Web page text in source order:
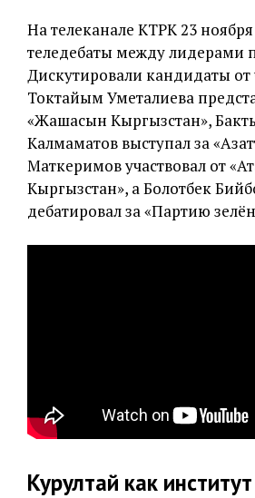
На телеканале КТРК 23
теледебаты между лидерами
Дискутировали кандидаты от
Токтайым Уметалиева
«Жашасын Кыргызстан»,
Калмаматов выступал за
Маткеримов участвовал от
Кыргызстан», а Болотбек
дебатировал за «Партию
Курултай как